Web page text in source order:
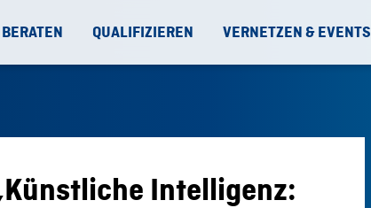
QUALIFIZIEREN VERNETZEN & EVENTS
Intelligenz: